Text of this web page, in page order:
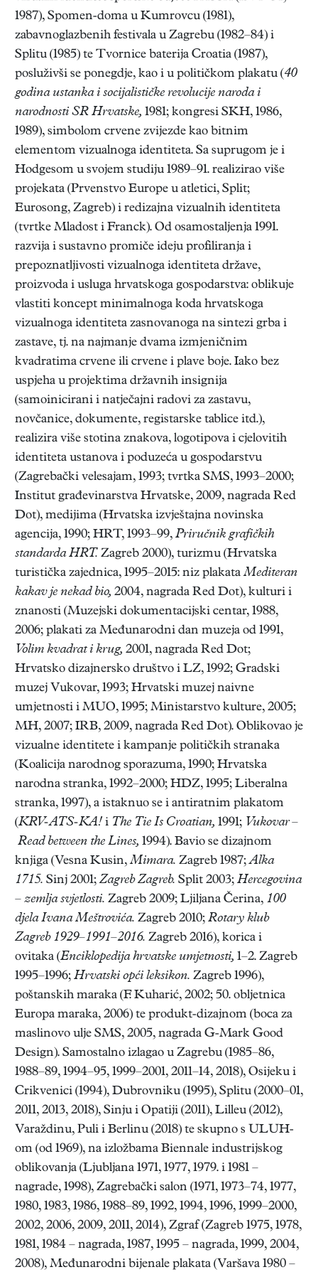
1987), Spomen-doma u Kumrovcu (1981),
zabavnoglazbenih festivala u Zagrebu (1982–84) i
Splitu (1985) te Tvornice baterija Croatia (1987),
posluživši se ponegdje, kao i u političkom plakatu (40
godina ustanka i socijalističke revolucije naroda i
narodnosti SR Hrvatske, 1981; kongresi SKH, 1986,
1989), simbolom crvene zvijezde kao bitnim
elementom vizualnoga identiteta. Sa suprugom je i
Hodgesom u svojem studiju 1989–91. realizirao više
projekata (Prvenstvo Europe u atletici, Split;
Eurosong, Zagreb) i redizajna vizualnih identiteta
(tvrtke Mladost i Franck). Od osamostaljenja 1991.
razvija i sustavno promiče ideju profiliranja i
prepoznatljivosti vizualnoga identiteta države,
proizvoda i usluga hrvatskoga gospodarstva: oblikuje
vlastiti koncept minimalnoga koda hrvatskoga
vizualnoga identiteta zasnovanoga na sintezi grba i
zastave, tj. na najmanje dvama izmjeničnim
kvadratima crvene ili crvene i plave boje. Iako bez
uspjeha u projektima državnih insignija
(samoinicirani i natječajni radovi za zastavu,
novčanice, dokumente, registarske tablice itd.),
realizira više stotina znakova, logotipova i cjelovitih
identiteta ustanova i poduzeća u gospodarstvu
(Zagrebački velesajam, 1993; tvrtka SMS, 1993–2000;
Institut građevinarstva Hrvatske, 2009, nagrada Red
Dot), medijima (Hrvatska izvještajna novinska
agencija, 1990; HRT, 1993–99, Priručnik grafičkih
standarda HRT. Zagreb 2000), turizmu (Hrvatska
turistička zajednica, 1995–2015: niz plakataMediteran
kakav je nekad bio, 2004, nagrada Red Dot), kulturi i
znanosti (Muzejski dokumentacijski centar, 1988,
2006; plakati za Međunarodni dan muzeja od 1991,
Volim kvadrat i krug, 2001, nagrada Red Dot;
Hrvatsko dizajnersko društvo i LZ, 1992; Gradski
muzej Vukovar, 1993; Hrvatski muzej naivne
umjetnosti i MUO, 1995; Ministarstvo kulture, 2005;
MH, 2007; IRB, 2009, nagrada Red Dot). Oblikovao je
vizualne identitete i kampanje političkih stranaka
(Koalicija narodnog sporazuma, 1990; Hrvatska
narodna stranka, 1992–2000; HDZ, 1995; Liberalna
stranka, 1997), a istaknuo se i antiratnim plakatom
(KRV-ATS-KA! i The Tie Is Croatian, 1991; Vukovar–
Read between the Lines, 1994). Bavio se dizajnom
knjiga (Vesna Kusin,Mimara. Zagreb 1987;Alka
1715. Sinj 2001; Zagreb Zagreb. Split 2003; Hercegovina
– zemlja svjetlosti. Zagreb 2009; Ljiljana Čerina, 100
djela Ivana Meštrovića. Zagreb 2010; Rotary klub
Zagreb 1929–1991–2016. Zagreb 2016), korica i
ovitaka (Enciklopedija hrvatske umjetnosti, 1–2. Zagreb
1995–1996; Hrvatski opći leksikon. Zagreb 1996),
poštanskih maraka (F. Kuharić, 2002; 50. obljetnica
Europa maraka, 2006) te produkt-dizajnom (boca za
maslinovo ulje SMS, 2005, nagrada G-Mark Good
Design). Samostalno izlagao u Zagrebu (1985–86,
1988–89, 1994–95, 1999–2001, 2011–14, 2018), Osijeku i
Crikvenici (1994), Dubrovniku (1995), Splitu (2000–01,
2011, 2013, 2018), Sinju i Opatiji (2011), Lilleu (2012),
Varaždinu, Puli i Berlinu (2018) te skupno s ULUH-
om (od 1969), na izložbama Biennale industrijskog
oblikovanja (Ljubljana 1971, 1977, 1979. i 1981 –
nagrade, 1998), Zagrebački salon (1971, 1973–74, 1977,
1980, 1983, 1986, 1988–89, 1992, 1994, 1996, 1999–2000,
2002, 2006, 2009, 2011, 2014), Zgraf (Zagreb 1975, 1978,
1981, 1984 – nagrada, 1987, 1995 – nagrada, 1999, 2004,
2008), Međunarodni bijenale plakata (Varšava 1980 –